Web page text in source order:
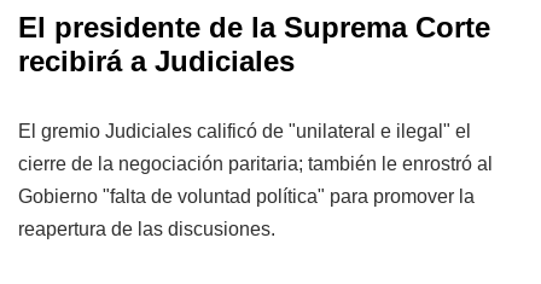
El presidente de la Suprema Corte
recibirá a Judiciales
El gremio Judiciales calificó de "unilateral e ilegal" el
cierre de la negociación paritaria; también le enrostró al
Gobierno "falta de voluntad política" para promover la
reapertura de las discusiones.